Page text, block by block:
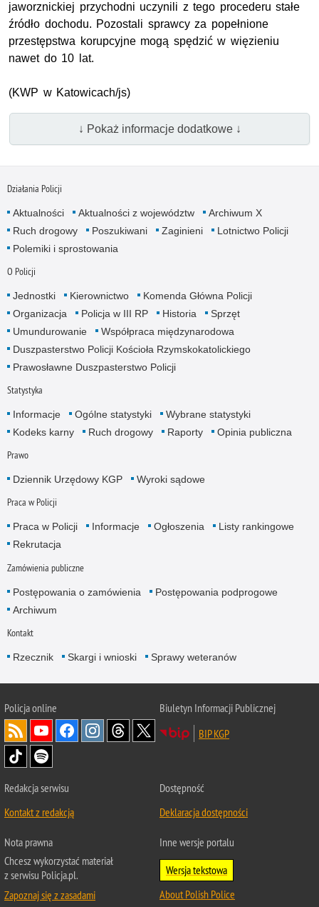
jaworznickiej przychodni uczynili z tego procederu stałe
źródło dochodu. Pozostali sprawcy za popełnione
przestępstwa korupcyjne mogą spędzić w więzieniu
nawet do 10 lat.
(KWP w Katowicach/js)
↓ Pokaż informacje dodatkowe ↓
Działania Policji
Aktualności Aktualności z województw
Archiwum X
Ruch drogowy
Poszukiwani Zaginieni
Lotnictwo Policji
Polemiki i sprostowania
O Policji
Jednostki Kierownictwo
Komenda Główna Policji
Organizacja
Policja w III RP Historia
Sprzęt
Umundurowanie
Współpraca międzynarodowa
Duszpasterstwo Policji Kościoła Rzymskokatolickiego
Prawosławne Duszpasterstwo Policji
Statystyka
Informacje Ogólne statystyki
Wybrane statystyki
Kodeks karny
Ruch drogowy Raporty Opinia publiczna
Prawo
Dziennik Urzędowy KGP Wyroki sądowe
Praca w Policji
Praca w Policji Informacje Ogłoszenia
Listy rankingowe
Rekrutacja
Zamówienia publiczne
Postępowania o zamówienia
Postępowania podprogowe
Archiwum
Kontakt
Rzecznik Skargi i wnioski Sprawy weteranów
Policjaonline
Biuletyn Informacji Publicznej
BIP KGP
Redakcja serwisu
Kontakt z redakcją
Dostępność
Deklaracja dostępności
Nota prawna
Chcesz wykorzystać materiał
z serwisu Policja.pl.
Zapoznaj się z zasadami
Inne wersje portalu
Wersja tekstowa
About Polish Police